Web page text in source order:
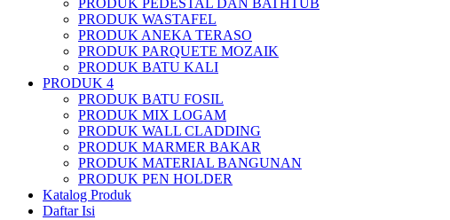
PRODUK PEDESTAL DAN BATHTUB
PRODUK WASTAFEL
PRODUK ANEKA TERASO
PRODUK PARQUETE MOZAIK
PRODUK BATU KALI
PRODUK 4
PRODUK BATU FOSIL
PRODUK MIX LOGAM
PRODUK WALL CLADDING
PRODUK MARMER BAKAR
PRODUK MATERIAL BANGUNAN
PRODUK PEN HOLDER
Katalog Produk
Daftar Isi